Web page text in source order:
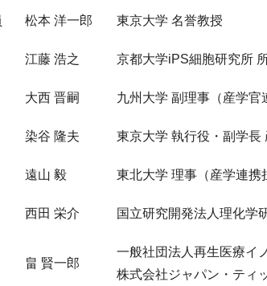
松本 洋一郎 東京大学 名誉教授
江藤 浩之 京都大学iPS細胞研究所
大西 晋嗣 九州大学 副理事（産学官
染谷 隆夫 東京大学 執行役・副学長
遠山 毅 東北大学 理事（産学連携
西田 栄介 国立研究開発法人理化学
畠 賢一郎
一般社団法人再生医療イ
株式会社ジャパン・ティ